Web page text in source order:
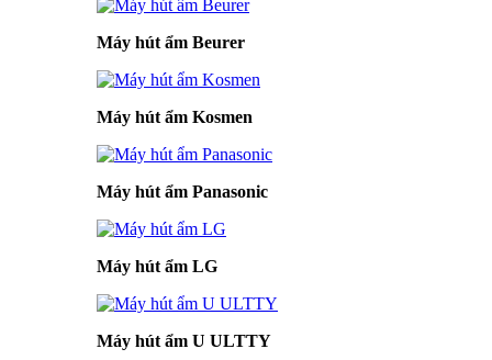
Máy hút ẩm Beurer
Máy hút ẩm Kosmen
Máy hút ẩm Panasonic
Máy hút ẩm LG
Máy hút ẩm U ULTTY